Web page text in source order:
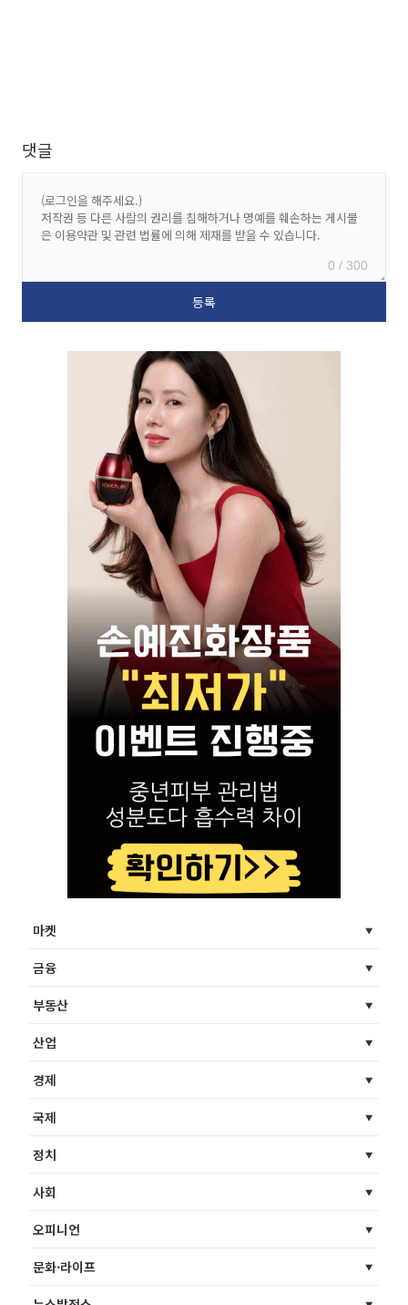
댓글
0 / 300
마켓
금융
부동산
산업
경제
국제
정치
사회
오피니언
문화·라이프